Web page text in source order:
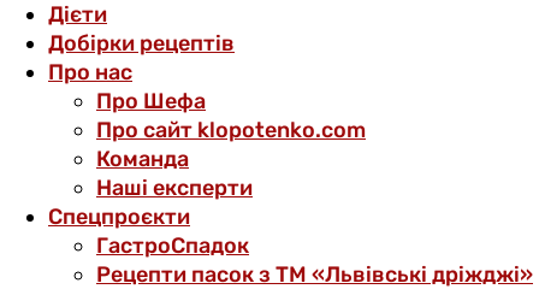
Дієти
Добірки рецептів
Про нас
Про Шефа
Про сайт klopotenko.com
Команда
Наші експерти
Спецпроєкти
ГастроСпадок
Рецепти пасок з ТМ «Львівські дріжджі»